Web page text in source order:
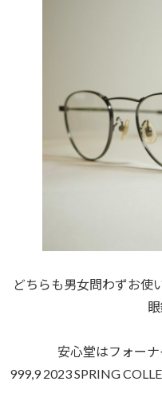
どちらも男女問わずお使
安心堂はフォー
999,9 2023 SPRING